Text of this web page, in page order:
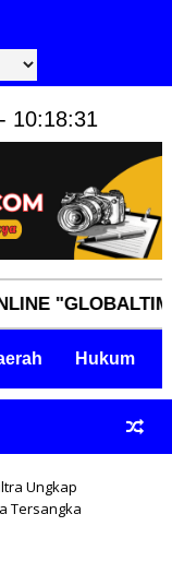
10:18:32
Hukum
Ungkap
Tersangka